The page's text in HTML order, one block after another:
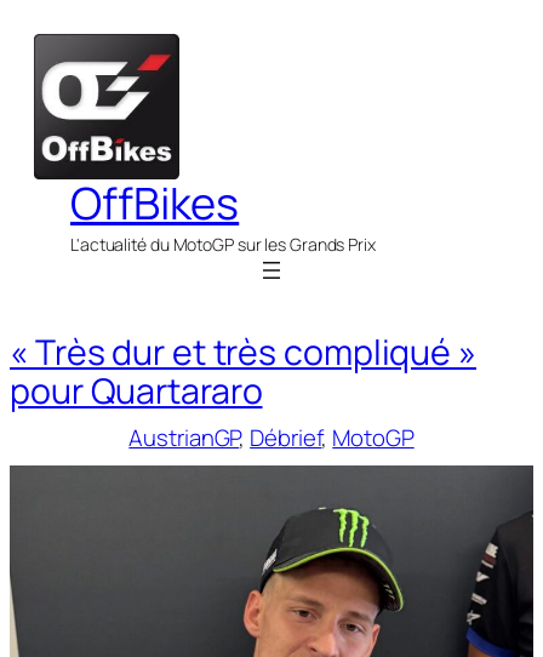
contenu
OffBikes
L'actualité du MotoGP sur les Grands Prix
« Très dur et très compliqué »
pour Quartararo
AustrianGP, Débrief, MotoGP